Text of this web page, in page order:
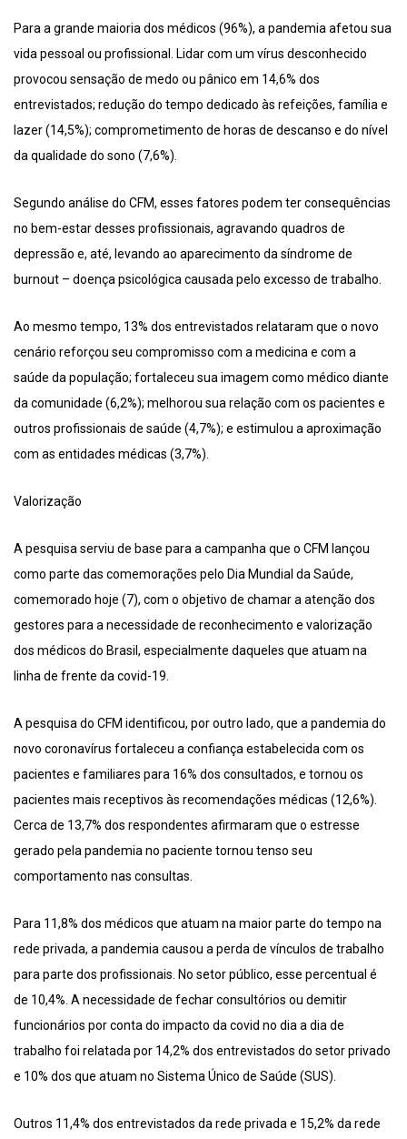
Para a grande maioria dos médicos (96%), a pandemia afetou sua
vida pessoal ou profissional. Lidar com um vírus desconhecido
provocou sensação de medo ou pânico em 14,6% dos
entrevistados; redução do tempo dedicado às refeições, família e
lazer (14,5%); comprometimento de horas de descanso e do nível
da qualidade do sono (7,6%).
Segundo análise do CFM, esses fatores podem ter consequências
no bem-estar desses profissionais, agravando quadros de
depressão e, até, levando ao aparecimento da síndrome de
burnout – doença psicológica causada pelo excesso de trabalho.
Ao mesmo tempo, 13% dos entrevistados relataram que o novo
cenário reforçou seu compromisso com a medicina e com a
saúde da população; fortaleceu sua imagem como médico diante
da comunidade (6,2%); melhorou sua relação com os pacientes e
outros profissionais de saúde (4,7%); e estimulou a aproximação
com as entidades médicas (3,7%).
Valorização
A pesquisa serviu de base para a campanha que o CFM lançou
como parte das comemorações pelo Dia Mundial da Saúde,
comemorado hoje (7), com o objetivo de chamar a atenção dos
gestores para a necessidade de reconhecimento e valorização
dos médicos do Brasil, especialmente daqueles que atuam na
linha de frente da covid-19.
A pesquisa do CFM identificou, por outro lado, que a pandemia do
novo coronavírus fortaleceu a confiança estabelecida com os
pacientes e familiares para 16% dos consultados, e tornou os
pacientes mais receptivos às recomendações médicas (12,6%).
Cerca de 13,7% dos respondentes afirmaram que o estresse
gerado pela pandemia no paciente tornou tenso seu
comportamento nas consultas.
Para 11,8% dos médicos que atuam na maior parte do tempo na
rede privada, a pandemia causou a perda de vínculos de trabalho
para parte dos profissionais. No setor público, esse percentual é
de 10,4%. A necessidade de fechar consultórios ou demitir
funcionários por conta do impacto da covid no dia a dia de
trabalho foi relatada por 14,2% dos entrevistados do setor privado
e 10% dos que atuam no Sistema Único de Saúde (SUS).
Outros 11,4% dos entrevistados da rede privada e 15,2% da rede